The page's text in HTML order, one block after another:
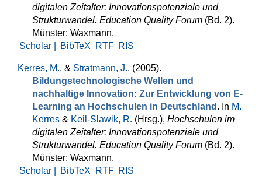
digitalen Zeitalter: Innovationspotenziale und
Strukturwandel. Education Quality Forum (Bd. 2).
Münster: Waxmann.
Scholar |
BibTeX RTF RIS
Kerres, M., & Stratmann, J.. (2005).
Bildungstechnologische Wellen und
nachhaltige Innovation: Zur Entwicklung von E-
Learning an Hochschulen in Deutschland . In M.
Kerres & Keil-Slawik, R. (Hrsg.), Hochschulen im
digitalen Zeitalter: Innovationspotenziale und
Strukturwandel. Education Quality Forum (Bd. 2).
Münster: Waxmann.
Scholar |
BibTeX RTF RIS